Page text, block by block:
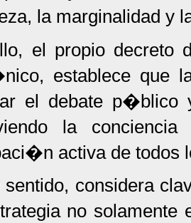
la marginalidad y
el propio decreto
establece que
el debate p�blico
la
activa de todos
sentido, considera
no